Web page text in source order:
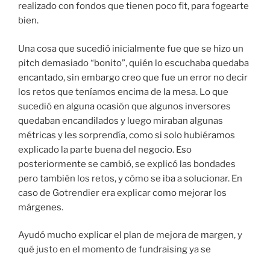
realizado con fondos que tienen poco fit, para fogearte
bien.
Una cosa que sucedió inicialmente fue que se hizo un
pitch demasiado “bonito”, quién lo escuchaba quedaba
encantado, sin embargo creo que fue un error no decir
los retos que teníamos encima de la mesa. Lo que
sucedió en alguna ocasión que algunos inversores
quedaban encandilados y luego miraban algunas
métricas y les sorprendía, como si solo hubiéramos
explicado la parte buena del negocio. Eso
posteriormente se cambió, se explicó las bondades
pero también los retos, y cómo se iba a solucionar. En
caso de Gotrendier era explicar como mejorar los
márgenes.
Ayudó mucho explicar el plan de mejora de margen, y
qué justo en el momento de fundraising ya se